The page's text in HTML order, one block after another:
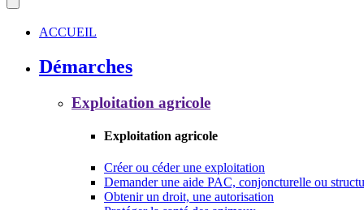
ACCUEIL
Démarches
Exploitation agricole
Exploitation agricole
Créer ou céder une exploitation
Demander une aide PAC, conjoncturelle ou
Obtenir un droit, une autorisation